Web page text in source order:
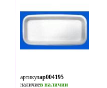
артикулap004195
наличиев наличии